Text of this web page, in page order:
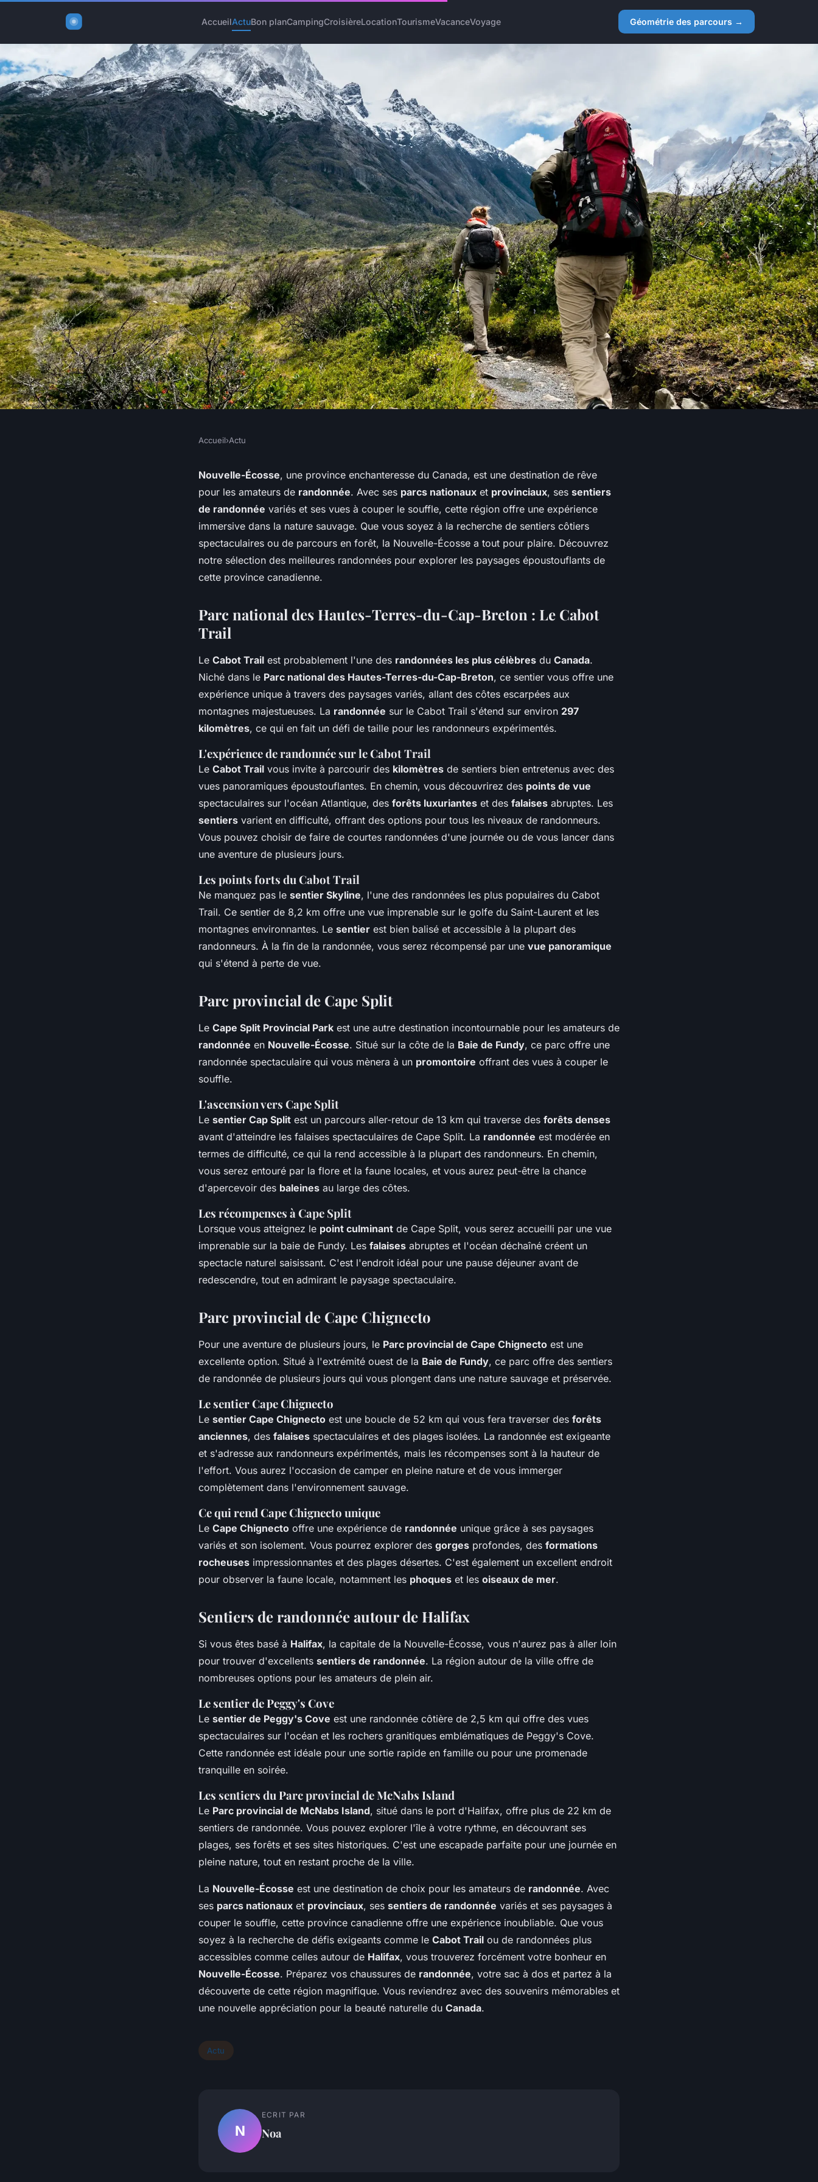
AccueilActuBon planCampingCroisièreLocationTourismeVacanceVoyage Géométrie des parcours →
Quelles sont les meilleures
randonnées pour découvrir les
paysages de la Nouvelle-Écosse,
Accueil›Actu
Nouvelle-Écosse, une province enchanteresse du Canada, est une destination de rêve
pour les amateurs de randonnée. Avec ses parcs nationaux et provinciaux, ses sentiers
de randonnée variés et ses vues à couper le souffle, cette région offre une expérience
immersive dans la nature sauvage. Que vous soyez à la recherche de sentiers côtiers
spectaculaires ou de parcours en forêt, la Nouvelle-Écosse a tout pour plaire. Découvrez
notre sélection des meilleures randonnées pour explorer les paysages époustouflants de
cette province canadienne.
Parc national des Hautes-Terres-du-Cap-Breton : Le Cabot
Trail
Le Cabot Trail est probablement l'une des randonnées les plus célèbres du Canada.
Niché dans le Parc national des Hautes-Terres-du-Cap-Breton, ce sentier vous offre une
expérience unique à travers des paysages variés, allant des côtes escarpées aux
montagnes majestueuses. La randonnée sur le Cabot Trail s'étend sur environ 297
kilomètres, ce qui en fait un défi de taille pour les randonneurs expérimentés.
L'expérience de randonnée sur le Cabot Trail
Le Cabot Trail vous invite à parcourir des kilomètres de sentiers bien entretenus avec des
vues panoramiques époustouflantes. En chemin, vous découvrirez des points de vue
spectaculaires sur l'océan Atlantique, des forêts luxuriantes et des falaises abruptes. Les
sentiers varient en difficulté, offrant des options pour tous les niveaux de randonneurs.
Vous pouvez choisir de faire de courtes randonnées d'une journée ou de vous lancer dans
une aventure de plusieurs jours.
Les points forts du Cabot Trail
Ne manquez pas le sentier Skyline, l'une des randonnées les plus populaires du Cabot
Trail. Ce sentier de 8,2 km offre une vue imprenable sur le golfe du Saint-Laurent et les
montagnes environnantes. Le sentier est bien balisé et accessible à la plupart des
randonneurs. À la fin de la randonnée, vous serez récompensé par une vue panoramique
qui s'étend à perte de vue.
Parc provincial de Cape Split
Le Cape Split Provincial Park est une autre destination incontournable pour les amateurs de
randonnée en Nouvelle-Écosse. Situé sur la côte de la Baie de Fundy, ce parc offre une
randonnée spectaculaire qui vous mènera à un promontoire offrant des vues à couper le
souffle.
L'ascension vers Cape Split
Le sentier Cap Split est un parcours aller-retour de 13 km qui traverse des forêts denses
avant d'atteindre les falaises spectaculaires de Cape Split. La randonnée est modérée en
termes de difficulté, ce qui la rend accessible à la plupart des randonneurs. En chemin,
vous serez entouré par la flore et la faune locales, et vous aurez peut-être la chance
d'apercevoir des baleines au large des côtes.
Les récompenses à Cape Split
Lorsque vous atteignez le point culminant de Cape Split, vous serez accueilli par une vue
imprenable sur la baie de Fundy. Les falaises abruptes et l'océan déchaîné créent un
spectacle naturel saisissant. C'est l'endroit idéal pour une pause déjeuner avant de
redescendre, tout en admirant le paysage spectaculaire.
Parc provincial de Cape Chignecto
Pour une aventure de plusieurs jours, le Parc provincial de Cape Chignecto est une
excellente option. Situé à l'extrémité ouest de la Baie de Fundy, ce parc offre des sentiers
de randonnée de plusieurs jours qui vous plongent dans une nature sauvage et préservée.
Le sentier Cape Chignecto
Le sentier Cape Chignecto est une boucle de 52 km qui vous fera traverser des forêts
anciennes, des falaises spectaculaires et des plages isolées. La randonnée est exigeante
et s'adresse aux randonneurs expérimentés, mais les récompenses sont à la hauteur de
l'effort. Vous aurez l'occasion de camper en pleine nature et de vous immerger
complètement dans l'environnement sauvage.
Ce qui rend Cape Chignecto unique
Le Cape Chignecto offre une expérience de randonnée unique grâce à ses paysages
variés et son isolement. Vous pourrez explorer des gorges profondes, des formations
rocheuses impressionnantes et des plages désertes. C'est également un excellent endroit
pour observer la faune locale, notamment les phoques et les oiseaux de mer.
Sentiers de randonnée autour de Halifax
Si vous êtes basé à Halifax, la capitale de la Nouvelle-Écosse, vous n'aurez pas à aller loin
pour trouver d'excellents sentiers de randonnée. La région autour de la ville offre de
nombreuses options pour les amateurs de plein air.
Le sentier de Peggy's Cove
Le sentier de Peggy's Cove est une randonnée côtière de 2,5 km qui offre des vues
spectaculaires sur l'océan et les rochers granitiques emblématiques de Peggy's Cove.
Cette randonnée est idéale pour une sortie rapide en famille ou pour une promenade
tranquille en soirée.
Les sentiers du Parc provincial de McNabs Island
Le Parc provincial de McNabs Island, situé dans le port d'Halifax, offre plus de 22 km de
sentiers de randonnée. Vous pouvez explorer l'île à votre rythme, en découvrant ses
plages, ses forêts et ses sites historiques. C'est une escapade parfaite pour une journée en
pleine nature, tout en restant proche de la ville.
La Nouvelle-Écosse est une destination de choix pour les amateurs de randonnée. Avec
ses parcs nationaux et provinciaux, ses sentiers de randonnée variés et ses paysages à
couper le souffle, cette province canadienne offre une expérience inoubliable. Que vous
soyez à la recherche de défis exigeants comme le Cabot Trail ou de randonnées plus
accessibles comme celles autour de Halifax, vous trouverez forcément votre bonheur en
Nouvelle-Écosse. Préparez vos chaussures de randonnée, votre sac à dos et partez à la
découverte de cette région magnifique. Vous reviendrez avec des souvenirs mémorables et
une nouvelle appréciation pour la beauté naturelle du Canada.
Actu
N
ECRIT PAR
Noa